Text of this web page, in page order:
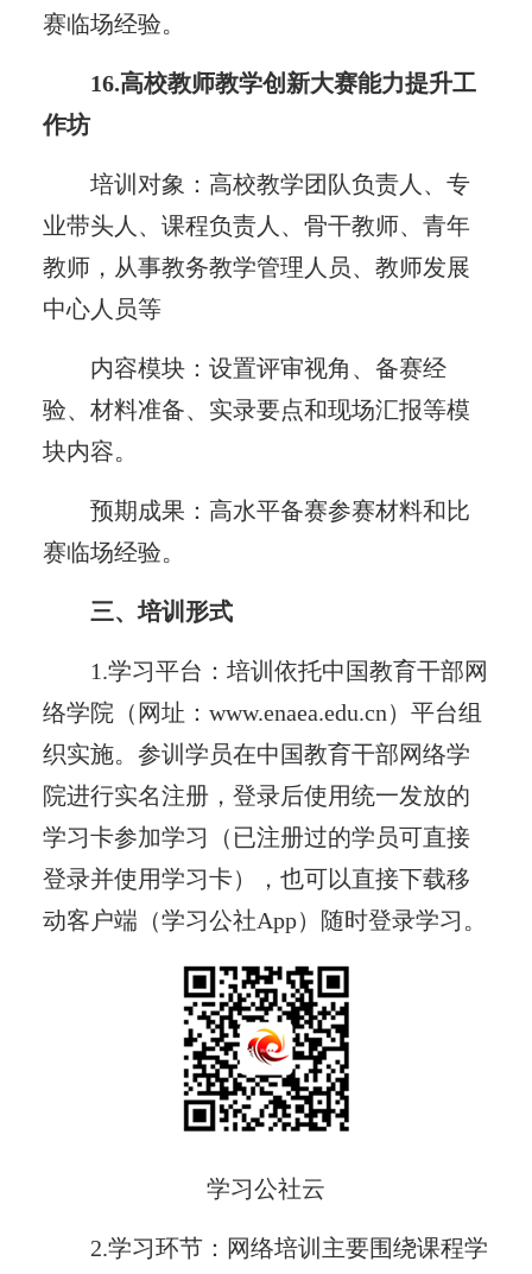
赛临场经验。
16.高校教师教学创新大赛能力提升工
作坊
培训对象：高校教学团队负责人、专
业带头人、课程负责人、骨干教师、青年
教师，从事教务教学管理人员、教师发展
中心人员等
内容模块：设置评审视角、备赛经
验、材料准备、实录要点和现场汇报等模
块内容。
预期成果：高水平备赛参赛材料和比
赛临场经验。
三、培训形式
1.学习平台：培训依托中国教育干部网
络学院（网址：www.enaea.edu.cn）平台组
织实施。参训学员在中国教育干部网络学
院进行实名注册，登录后使用统一发放的
学习卡参加学习（已注册过的学员可直接
登录并使用学习卡），也可以直接下载移
动客户端（学习公社App）随时登录学习。
学习公社云
2.学习环节：网络培训主要围绕课程学